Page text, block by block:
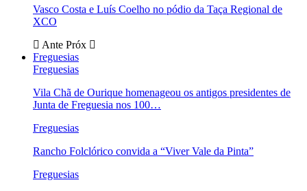
Vasco Costa e Luís Coelho no pódio da Taça Regional de
XCO
Ante Próx
Freguesias
Freguesias
Vila Chã de Ourique homenageou os antigos presidentes de
Junta de Freguesia nos 100…
Freguesias
Rancho Folclórico convida a “Viver Vale da Pinta”
Freguesias